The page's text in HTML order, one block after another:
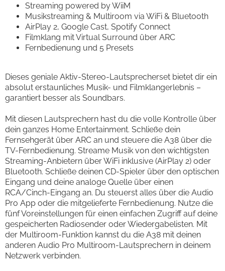
Streaming powered by WiiM
Musikstreaming & Multiroom via WiFi & Bluetooth
AirPlay 2, Google Cast, Spotify Connect
Filmklang mit Virtual Surround über ARC
Fernbedienung und 5 Presets
Dieses geniale Aktiv-Stereo-Lautsprecherset bietet dir ein
absolut erstaunliches Musik- und Filmklangerlebnis –
garantiert besser als Soundbars.
Mit diesen Lautsprechern hast du die volle Kontrolle über
dein ganzes Home Entertainment. Schließe dein
Fernsehgerät über ARC an und steuere die A38 über die
TV-Fernbedienung. Streame Musik von den wichtigsten
Streaming-Anbietern über WiFi inklusive (AirPlay 2) oder
Bluetooth. Schließe deinen CD-Spieler über den optischen
Eingang und deine analoge Quelle über einen
RCA/Cinch-Eingang an. Du steuerst alles über die Audio
Pro App oder die mitgelieferte Fernbedienung. Nutze die
fünf Voreinstellungen für einen einfachen Zugriff auf deine
gespeicherten Radiosender oder Wiedergabelisten. Mit
der Multiroom-Funktion kannst du die A38 mit deinen
anderen Audio Pro Multiroom-Lautsprechern in deinem
Netzwerk verbinden.